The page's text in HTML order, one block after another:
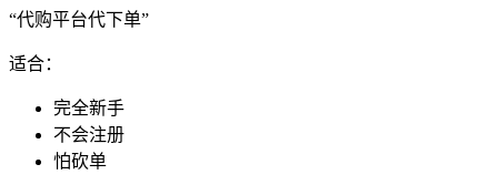
“代购平台代下单”
适合：
完全新手
不会注册
怕砍单